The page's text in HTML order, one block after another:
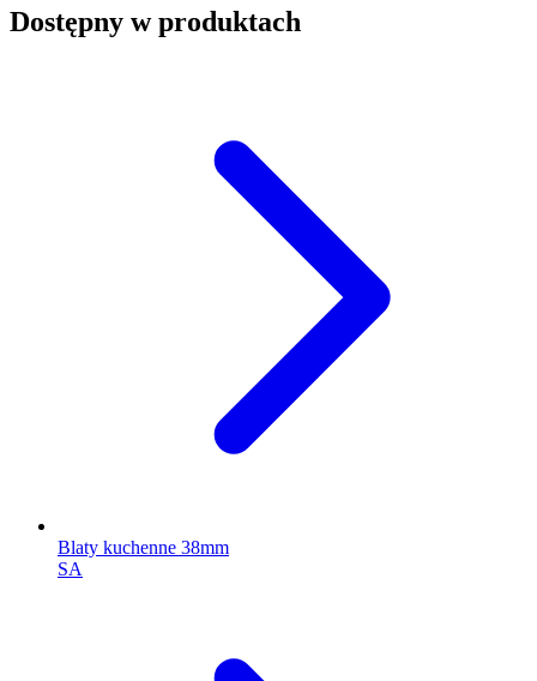
Dostępny w produktach
Blaty kuchenne 38mm
SA